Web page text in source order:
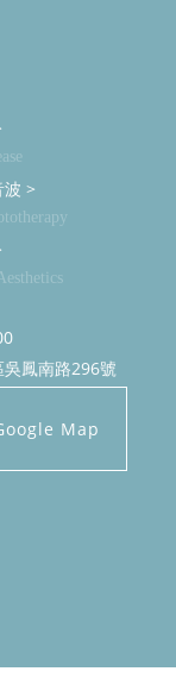
波 >
鳳南路296號
Map